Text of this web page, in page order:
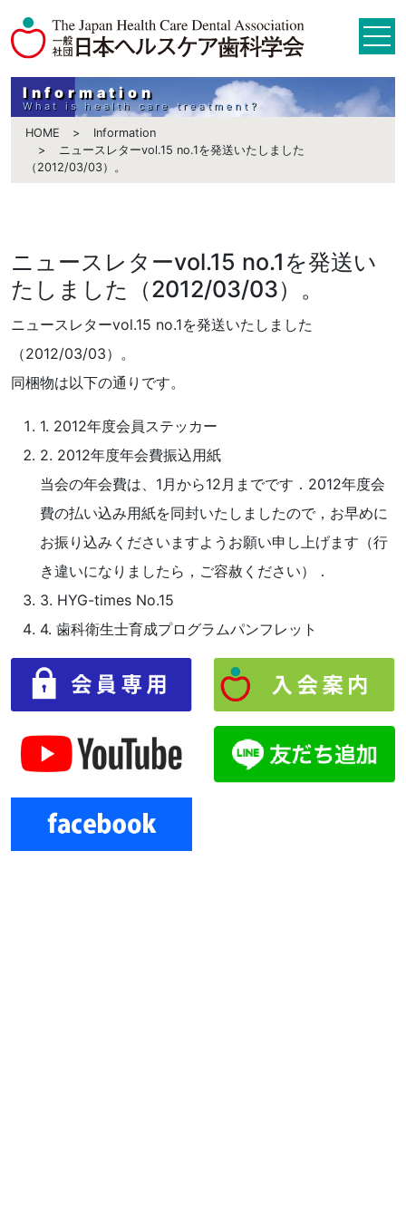
Information
What is health care treatment?
HOME
Information
ニュースレターvol.15 no.1を発送いたしました
（2012/03/03）。
ニュースレターvol.15 no.1を発送い
たしました（2012/03/03）。
ニュースレターvol.15 no.1を発送いたしました
（2012/03/03）。
同梱物は以下の通りです。
1. 2012年度会員ステッカー
2. 2012年度年会費振込用紙
当会の年会費は、1月から12月までです．2012年度会
費の払い込み用紙を同封いたしましたので，お早めに
お振り込みくださいますようお願い申し上げます（行
き違いになりましたら，ご容赦ください）．
3. HYG-times No.15
4. 歯科衛生士育成プログラムパンフレット